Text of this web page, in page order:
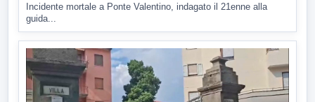
Incidente mortale a Ponte Valentino, indagato il 21enne alla
guida...